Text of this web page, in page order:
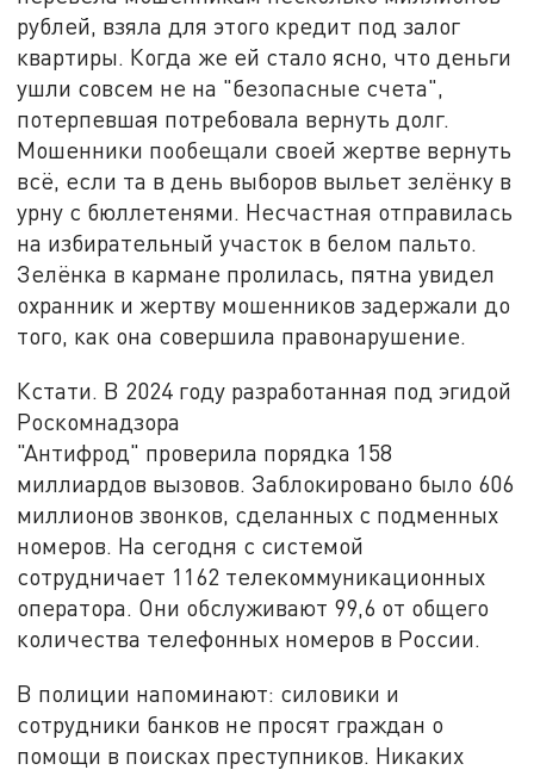
рублей, взяла для этого кредит под залог
квартиры. Когда же ей стало ясно, что деньги
ушли совсем не на "безопасные счета",
потерпевшая потребовала вернуть долг.
Мошенники пообещали своей жертве вернуть
всё, если та в день выборов выльет зелёнку в
урну с бюллетенями. Несчастная отправилась
на избирательный участок в белом пальто.
Зелёнка в кармане пролилась, пятна увидел
охранник и жертву мошенников задержали до
того, как она совершила правонарушение.
Кстати. В 2024 году разработанная под эгидой
Роскомнадзора
"Антифрод" проверила порядка 158
миллиардов вызовов. Заблокировано было 606
миллионов звонков, сделанных с подменных
номеров. На сегодня с системой
сотрудничает 1162 телекоммуникационных
оператора. Они обслуживают 99,6 от общего
количества телефонных номеров в России.
В полиции напоминают: силовики и
сотрудники банков не просят граждан о
помощи в поисках преступников. Никаких